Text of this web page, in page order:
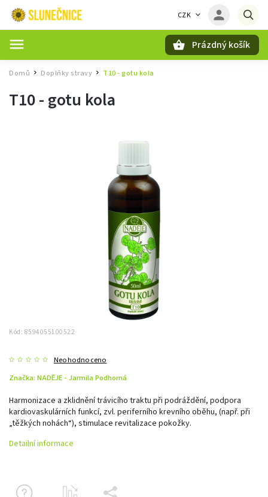
CZK
Prázdný košík
Domů / Doplňky stravy / T10 - gotu kola
T10 - gotu kola
Kód: 8594055100522
Neohodnoceno
Značka: NADĚJE - Jarmila Podhorná
Harmonizace a zklidnění trávicího traktu při podráždění, podpora
kardiovaskulárních funkcí, zvl. periferního krevního oběhu, (např. při
„těžkých nohách“), stimulace revitalizace pokožky.
Detailní informace